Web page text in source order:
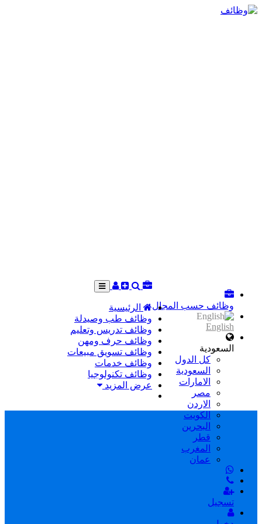
وظائف حسب المجال
English
السعودية
كل الدول
السعودية
الامارات
مصر
الاردن
الكويت
البحرين
قطر
المغرب
عمان
تسجيل
الرئيسية
وظائف طب وصيدلة
وظائف تدريس وتعليم
وظائف حرف ومهن
وظائف تسويق مبيعات
وظائف خدمات
وظائف تكنولوجيا
عرض المزيد